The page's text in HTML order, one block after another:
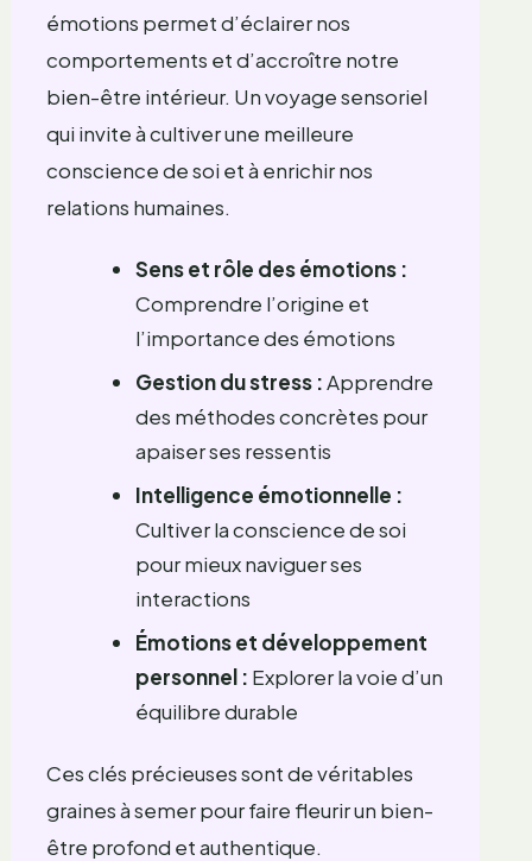
émotions permet d’éclairer nos
comportements et d’accroître notre
bien-être intérieur. Un voyage sensoriel
qui invite à cultiver une meilleure
conscience de soi et à enrichir nos
relations humaines.
Sens et rôle des émotions :
Comprendre l’origine et
l’importance des émotions
Gestion du stress :Apprendre
des méthodes concrètes pour
apaiser ses ressentis
Intelligence émotionnelle :
Cultiver la conscience de soi
pour mieux naviguer ses
interactions
Émotions et développement
personnel : Explorer la voie d’un
équilibre durable
Ces clés précieuses sont de véritables
graines à semer pour faire fleurir un bien-
être profond et authentique.